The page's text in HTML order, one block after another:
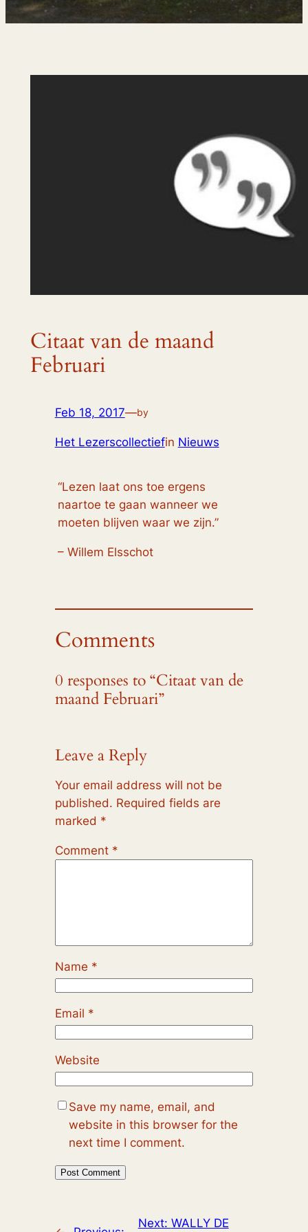
Citaat van de maand
Februari
Feb 18, 2017—by
Het Lezerscollectiefin Nieuws
“Lezen laat ons toe ergens
naartoe te gaan wanneer we
moeten blijven waar we zijn.”
– Willem Elsschot
Comments
0 responses to “Citaat van de
maand Februari”
Leave a Reply
Your email address will not be
published. Required fields are
marked *
Comment *
Name *
Email *
Website
Save my name, email, and
website in this browser for the
next time I comment.
Next: WALLY DE